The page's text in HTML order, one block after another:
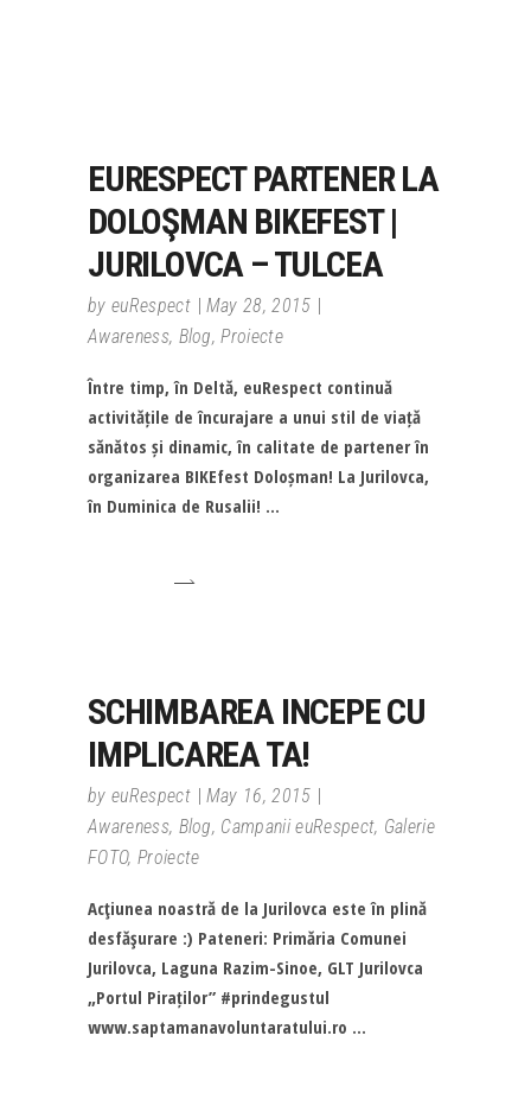
EURESPECT PARTENER LA
DOLOŞMAN BIKEFEST |
JURILOVCA – TULCEA
by euRespect
May 28, 2015
Awareness, Blog,Proiecte
Între timp, în Deltă, euRespect continuă
activitățile de încurajare a unui stil de viață
sănătos și dinamic, în calitate de partener în
organizarea BIKEfest Doloșman! La Jurilovca,
în Duminica de Rusalii!
SCHIMBAREA INCEPE CU
IMPLICAREA TA!
by euRespect
May 16, 2015
Awareness, Blog, Campanii euRespect, Galerie
FOTO, Proiecte
Acţiunea noastră de la Jurilovca este în plină
desfăşurare :) Pateneri: Primăria Comunei
Jurilovca, Laguna Razim-Sinoe, GLT Jurilovca
„Portul Piraților” #‎prindegustul‬
www.saptamanavoluntaratului.ro